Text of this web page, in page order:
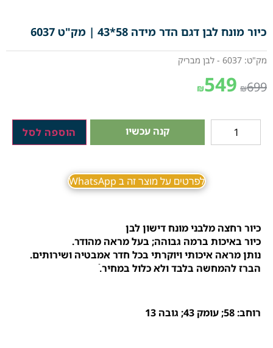
כיור מונח לבן דגם הדר מידה 58*43 | מק"ט 6037
מק"ט: 6037 - לבן מבריק
₪699
₪549
קנה עכשיו הוספה לסל
לפרטים על מוצר זה ב WhatsApp
כיור רחצה מלבני מונח דישון לבן
כיור באיכות ברמה גבוהה; בעל מראה מהודר.
נותן מראה איכותי ויוקרתי בכל חדר אמבטיה ושירותים.
הברז להמחשה בלבד ולא כלול במחיר.ֿ
רוחב: 58; עומק 43; גובה 13